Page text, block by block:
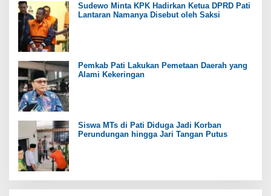
Sudewo Minta KPK Hadirkan Ketua DPRD Pati
Lantaran Namanya Disebut oleh Saksi
Pemkab Pati Lakukan Pemetaan Daerah yang
Alami Kekeringan
Siswa MTs di Pati Diduga Jadi Korban
Perundungan hingga Jari Tangan Putus